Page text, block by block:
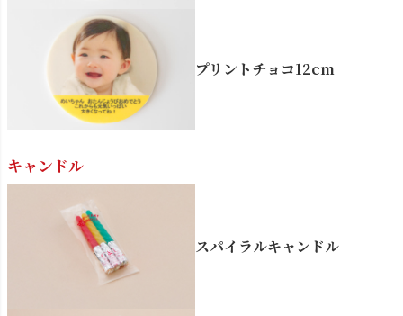
プリントチョコ12cm
キャンドル
スパイラルキャンドル